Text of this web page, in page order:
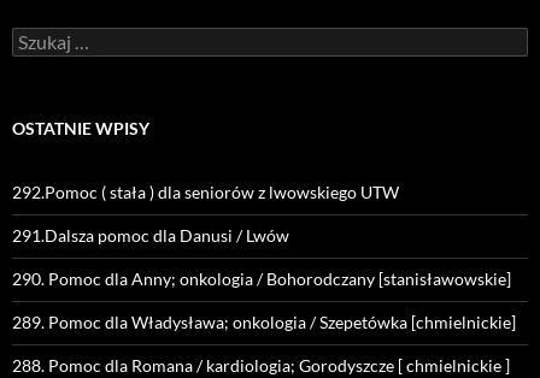
Szukaj:
OSTATNIE WPISY
292.Pomoc ( stała ) dla seniorów z lwowskiego UTW
291.Dalsza pomoc dla Danusi / Lwów
290. Pomoc dla Anny; onkologia / Bohorodczany [stanisławowskie]
289. Pomoc dla Władysława; onkologia / Szepetówka [chmielnickie]
288. Pomoc dla Romana / kardiologia; Gorodyszcze [ chmielnickie ]